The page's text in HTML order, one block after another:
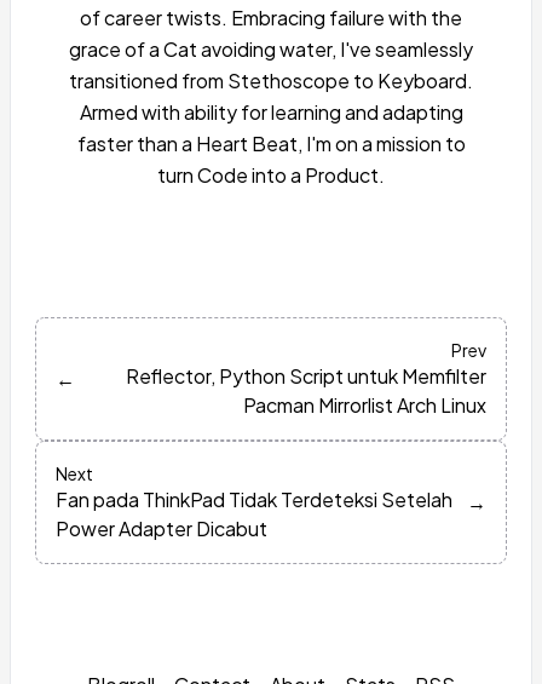
of career twists. Embracing failure with the
grace of a Cat avoiding water, I've seamlessly
transitioned from Stethoscope to Keyboard.
Armed with ability for learning and adapting
faster than a Heart Beat, I'm on a mission to
turn Code into a Product.
←
Prev
Reflector, Python Script untuk Memfilter
Pacman Mirrorlist Arch Linux
Next
Fan pada ThinkPad Tidak Terdeteksi Setelah
Power Adapter Dicabut
→